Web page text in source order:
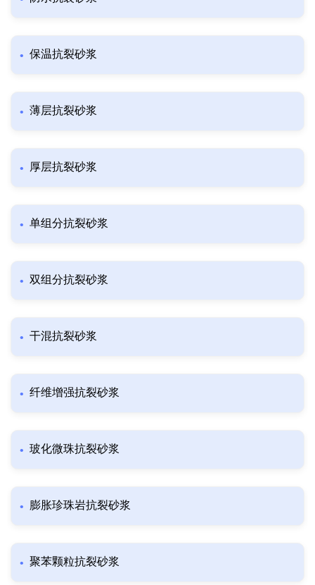
保温抗裂砂浆
薄层抗裂砂浆
厚层抗裂砂浆
单组分抗裂砂浆
双组分抗裂砂浆
干混抗裂砂浆
纤维增强抗裂砂浆
玻化微珠抗裂砂浆
膨胀珍珠岩抗裂砂浆
聚苯颗粒抗裂砂浆